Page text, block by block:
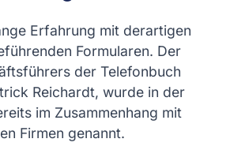
Erfahrung mit derartigen
Formularen. Der
der Telefonbuch
Reichardt, wurde in der
im Zusammenhang mit
Firmen genannt.